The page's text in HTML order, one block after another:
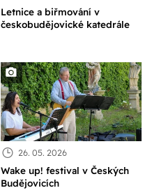
Letnice a biřmování v
českobudějovické katedrále
26. 05. 2026
Wake up! festival v Českých
Budějovicích